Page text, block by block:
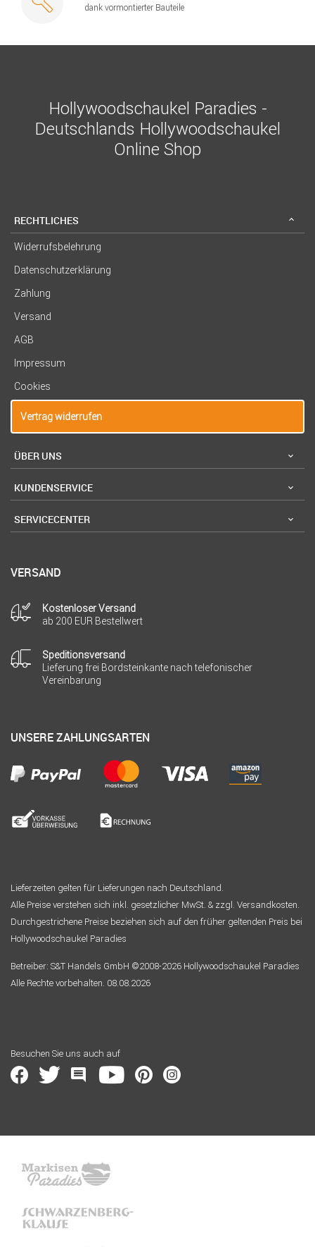
dank vormontierter Bauteile
Hollywoodschaukel Paradies -
Deutschlands Hollywoodschaukel
Online Shop
RECHTLICHES
Widerrufsbelehrung
Datenschutzerklärung
Zahlung
Versand
AGB
Impressum
Cookies
Vertrag widerrufen
ÜBER UNS
KUNDENSERVICE
SERVICECENTER
VERSAND
Kostenloser Versand
ab 200 EUR Bestellwert
Speditionsversand
Lieferung frei Bordsteinkante nach telefonischer
Vereinbarung
UNSERE ZAHLUNGSARTEN
Lieferzeiten gelten für Lieferungen nach Deutschland.
Alle Preise verstehen sich inkl. gesetzlicher MwSt. & zzgl. Versandkosten.
Durchgestrichene Preise beziehen sich auf den früher geltenden Preis bei
Hollywoodschaukel Paradies
Betreiber: S&T Handels GmbH ©2008-2026 Hollywoodschaukel Paradies
Alle Rechte vorbehalten. 08.08.2026
Besuchen Sie uns auch auf